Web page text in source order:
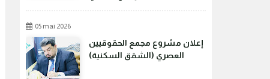
05 mai 2026
إعلان مشروع مجمع الحقوقيين
العصري (الشقق السكنية)